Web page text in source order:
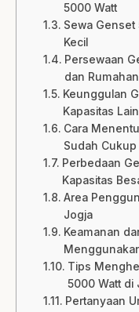
5000 Watt
Sewa
Kecil
Persewaan
dan Rumahan
Keunggulan
Kapasitas Lain
Cara
Sudah Cukup
Perbedaan
Kapasitas
Area
Jogja
Keamanan
Tips
5000 Watt di
Pertanyaan